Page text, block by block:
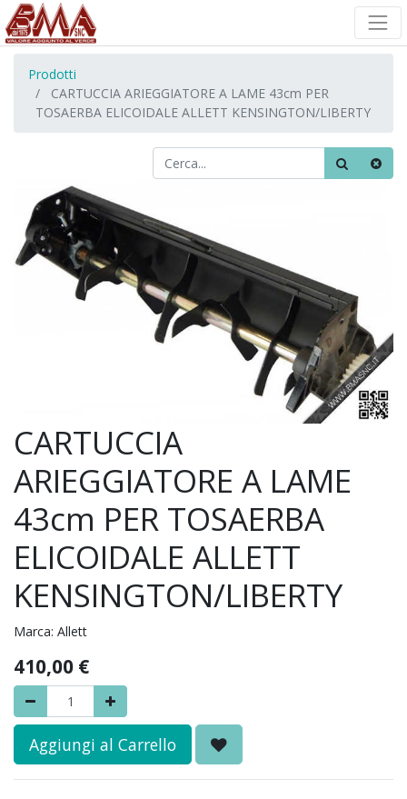
Prodotti
CARTUCCIA ARIEGGIATORE A LAME 43cm PER
TOSAERBA ELICOIDALE ALLETT KENSINGTON/LIBERTY
CARTUCCIA
ARIEGGIATORE A LAME
43cm PER TOSAERBA
ELICOIDALE ALLETT
KENSINGTON/LIBERTY
Marca: Allett
410,00 €
Aggiungi al Carrello